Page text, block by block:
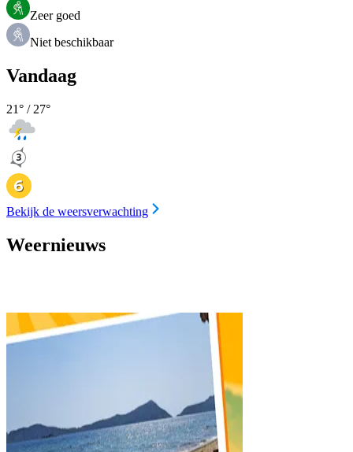
Zeer goed
Niet beschikbaar
Vandaag
21° / 27°
Bekijk de weersverwachting
Weernieuws